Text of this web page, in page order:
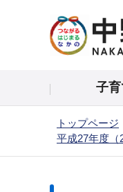
の
子
トップページ
平成27年度（